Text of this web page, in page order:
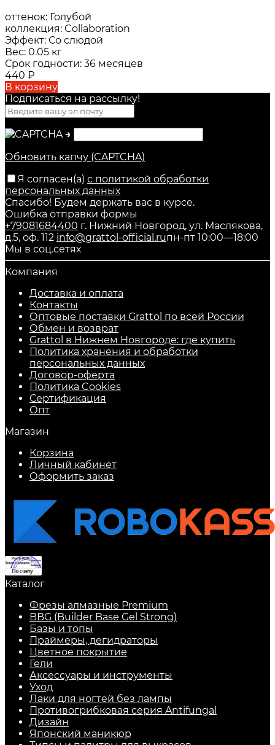
оттенок: Голубой
коллекция: Collaboration
Эффект: Со слюдой
Вес: 0.05 кг
Срок годности: 36 месяцев
440 ₽
В корзину
Подписаться на рассылкy!
→
Обновить капчу (CAPTCHA)
Я согласен(a) с политикой обработки
персональных данных
Спасибо! Будем держать вас в курсе.
Ошибка отправки формы
+79081684400 г. Нижний Новгород, ул. Маслякова,
д.5, оф. 112 info@grattol-official.ruпн-пт 10:00—18:00
Мы в соц.сетях
Компания
Доставка и оплата
Контакты
Оптовые поставки Grattol по всей России
Обмен и возврат
Grattol в Нижнем Новгороде: где купить
Политика хранения и обработки
персональных данных
Договор-оферта
Политика Cookies
Сертификация
Опт
Магазин
Корзина
Личный кабинет
Оформить заказ
Каталог
Фрезы алмазные Premium
BBG (Builder Base Gel Strong)
Базы и топы
Праймеры, дегидраторы
Цветное покрытие
Гели
Аксессуары и инструменты
Уход
Лаки для ногтей без лампы
Противогрибковая серия Antifungal
Дизайн
Японский маникюр